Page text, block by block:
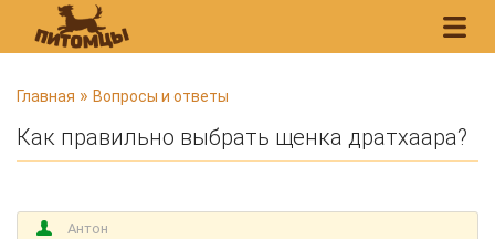
В
ы
з
е
Главная » Вопросы и ответы
Как правильно выбрать щенка дратхаара?
Антон